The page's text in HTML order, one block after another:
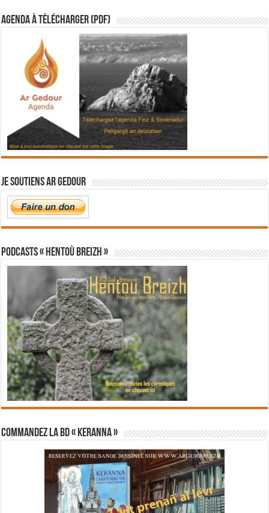
Agenda à télécharger (PDF)
Je soutiens Ar Gedour
PODCASTS « Hentoù Breizh »
Commandez la BD « Keranna »